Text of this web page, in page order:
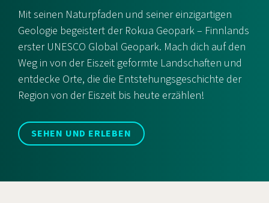
Mit seinen Naturpfaden und seiner einzigartigen
Geologie begeistert der Rokua Geopark – Finnlands
erster UNESCO Global Geopark. Mach dich auf den
Weg in von der Eiszeit geformte Landschaften und
entdecke Orte, die die Entstehungsgeschichte der
Region von der Eiszeit bis heute erzählen!
SEHEN UND ERLEBEN